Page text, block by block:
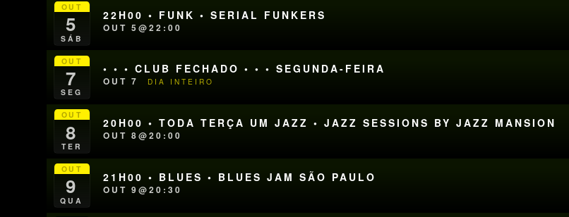
OUT
5
SÁB
22H00 • FUNK • SERIAL FUNKERS
OUT 5@22:00
OUT
7
SEG
• • • CLUB FECHADO • • • SEGUNDA-FEIRA
OUT 7 DIA INTEIRO
OUT
8
TER
20H00 • TODA TERÇA UM JAZZ • JAZZ SESSIONS BY JAZZ MANSION
OUT 8@20:00
OUT
9
QUA
21H00 • BLUES • BLUES JAM SÃO PAULO
OUT 9@20:30